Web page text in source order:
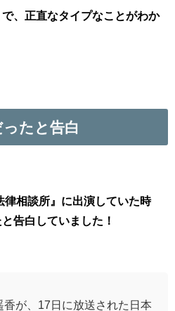
、正直なタイプなことがわか
たと告白
相談所』に出演していた時
告白していました！
が、17日に放送された日本